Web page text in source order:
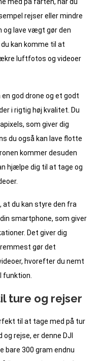
med på farten, når du
rejser eller mindre
og lave vægt gør den
kan komme til at
luftfotos og videoer
god drone og et godt
i rigtig høj kvalitet. Du
som giver dig
du også kan lave flotte
kommer desuden
hjælpe dig til at tage og
at du kan styre den fra
smartphone, som giver
Det giver dig
gør det
hvorefter du nemt
funktion.
ture og rejser
til at tage med på tur
rejse, er denne DJI
bare 300 gram endnu